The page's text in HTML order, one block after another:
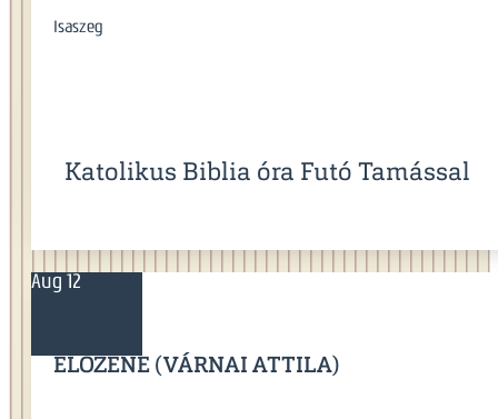
Isaszeg
Katolikus Biblia óra Futó Tamással
Aug 12
ÉLŐZENE (VÁRNAI ATTILA)